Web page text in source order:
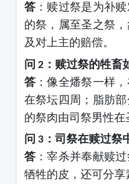
答：赎过祭是为补
的祭，属至圣之祭
及对上主的赔偿。
问 2 ：赎过祭的牲畜
答：像全燔祭一样
在祭坛四周；脂肪
的祭肉由司祭男性在
问 3 ：司祭在赎过祭
答：宰杀并奉献赎
牺牲的皮，还可分享